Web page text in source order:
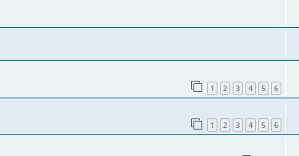
1 2 3 4 5 6
1 2 3 4 5 6